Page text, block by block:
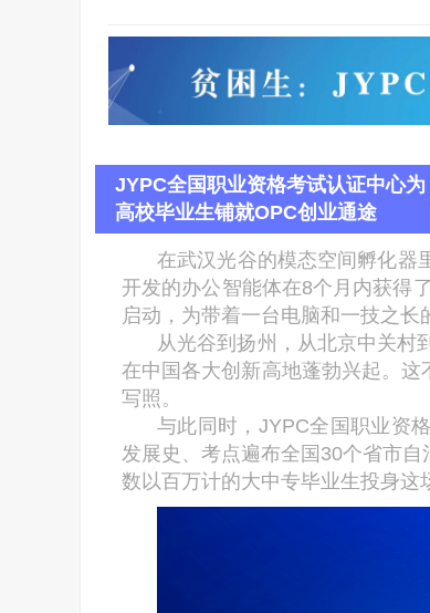
JYPC全国职业资格考试认证中心为
高校毕业生铺就OPC创业通途
在武汉光谷的模态空间孵化器
开发的办公智能体在8个月内获得
启动，为带着一台电脑和一技之长
从光谷到扬州，从北京中关村
在中国各大创新高地蓬勃兴起。
写照。
与此同时，JYPC全国职业资
发展史、考点遍布全国30个省市
数以百万计的大中专毕业生投身这